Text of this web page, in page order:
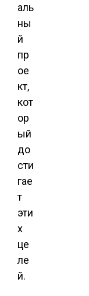
аль
ны
й
пр
ое
кт,
кот
ор
ый
до
сти
гае
т
эти
х
це
ле
й.